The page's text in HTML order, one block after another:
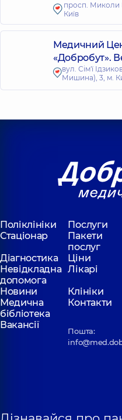
просп. Миколи
Київ
Медичний
«Добробут».
вул. Сім'ї
Мишина), 3, м.
Поліклініки
Послуги
Стаціонар
Пакети
послуг
Діагностика
Ціни
Невідкладна
допомога
Лікарі
Новини
Клініки
Медична
бібліотека
Контакти
Вакансії
Пошта: